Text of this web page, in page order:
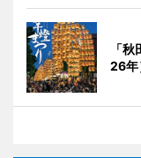
「
26年